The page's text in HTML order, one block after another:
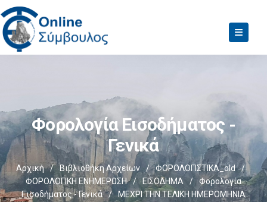
Φορολογία Εισοδήματος -
Γενικά
Αρχική / Βιβλιοθήκη Αρχείων / ΦΟΡΟΛΟΓΙΣΤΙΚΑ_old
/
ΦΟΡΟΛΟΓΙΚΗ ΕΝΗΜΕΡΩΣΗ
/ ΕΙΣΟΔΗΜΑ /
Φορολογία
Εισοδήματος - Γενικά
/
ΜΕΧΡΙ ΤΗΝ ΤΕΛΙΚΗ ΗΜΕΡΟΜΗΝΙΑ